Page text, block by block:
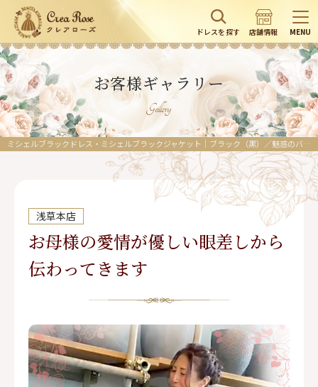
ドレスを探す 店舗情報 MENU
お客様ギャラリー
Gallery
ミシェルブラックドレス・ミシェルブラックジャケット｜ブラック（黒）／魅惑のバラが全身に咲き誇るコーディネート2点セット正礼装マザーズドレス
浅草本店
お母様の愛情が優しい眼差しから
伝わってきます